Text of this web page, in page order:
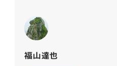
福山達也